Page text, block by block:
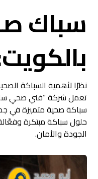
سباك
نظرًا لأهمية السباكة
تعمل شركة “فني صحي
سباكة صحية متميزة في
حلول سباكة مبتكرة
الجودة والأمان.